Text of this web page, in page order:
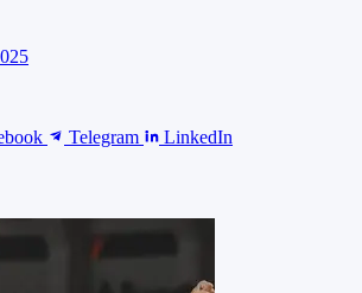
Telegram LinkedIn